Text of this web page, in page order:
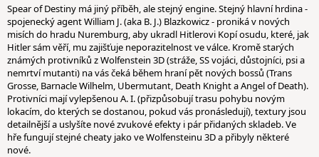
Spear of Destiny má jiný příběh, ale stejný engine. Stejný hlavní hrdina -
spojenecký agent William J. (aka B. J.) Blazkowicz - proniká v nových
misích do hradu Nuremburg, aby ukradl Hitlerovi Kopí osudu, které, jak
Hitler sám věří, mu zajišťuje neporazitelnost ve válce. Kromě starých
známých protivníků z Wolfenstein 3D (stráže, SS vojáci, důstojníci, psi a
nemrtví mutanti) na vás čeká během hraní pět nových bossů (Trans
Grosse, Barnacle Wilhelm, Ubermutant, Death Knight a Angel of Death).
Protivníci mají vylepšenou A. I. (přizpůsobují trasu pohybu novým
lokacím, do kterých se dostanou, pokud vás pronásledují), textury jsou
detailnější a uslyšíte nové zvukové efekty i pár přidaných skladeb. Ve
hře fungují stejné cheaty jako ve Wolfensteinu 3D a přibyly některé
nové.